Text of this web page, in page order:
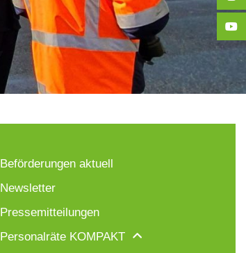
Beförderungen aktuell
Newsletter
Pressemitteilungen
Personalräte KOMPAKT